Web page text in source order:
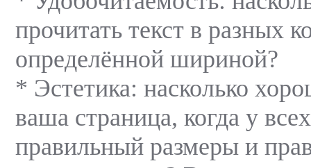
прочитать текст в разных
определённой шириной?
* Эстетика: насколько
ваша страница, когда у
правильный размеры и